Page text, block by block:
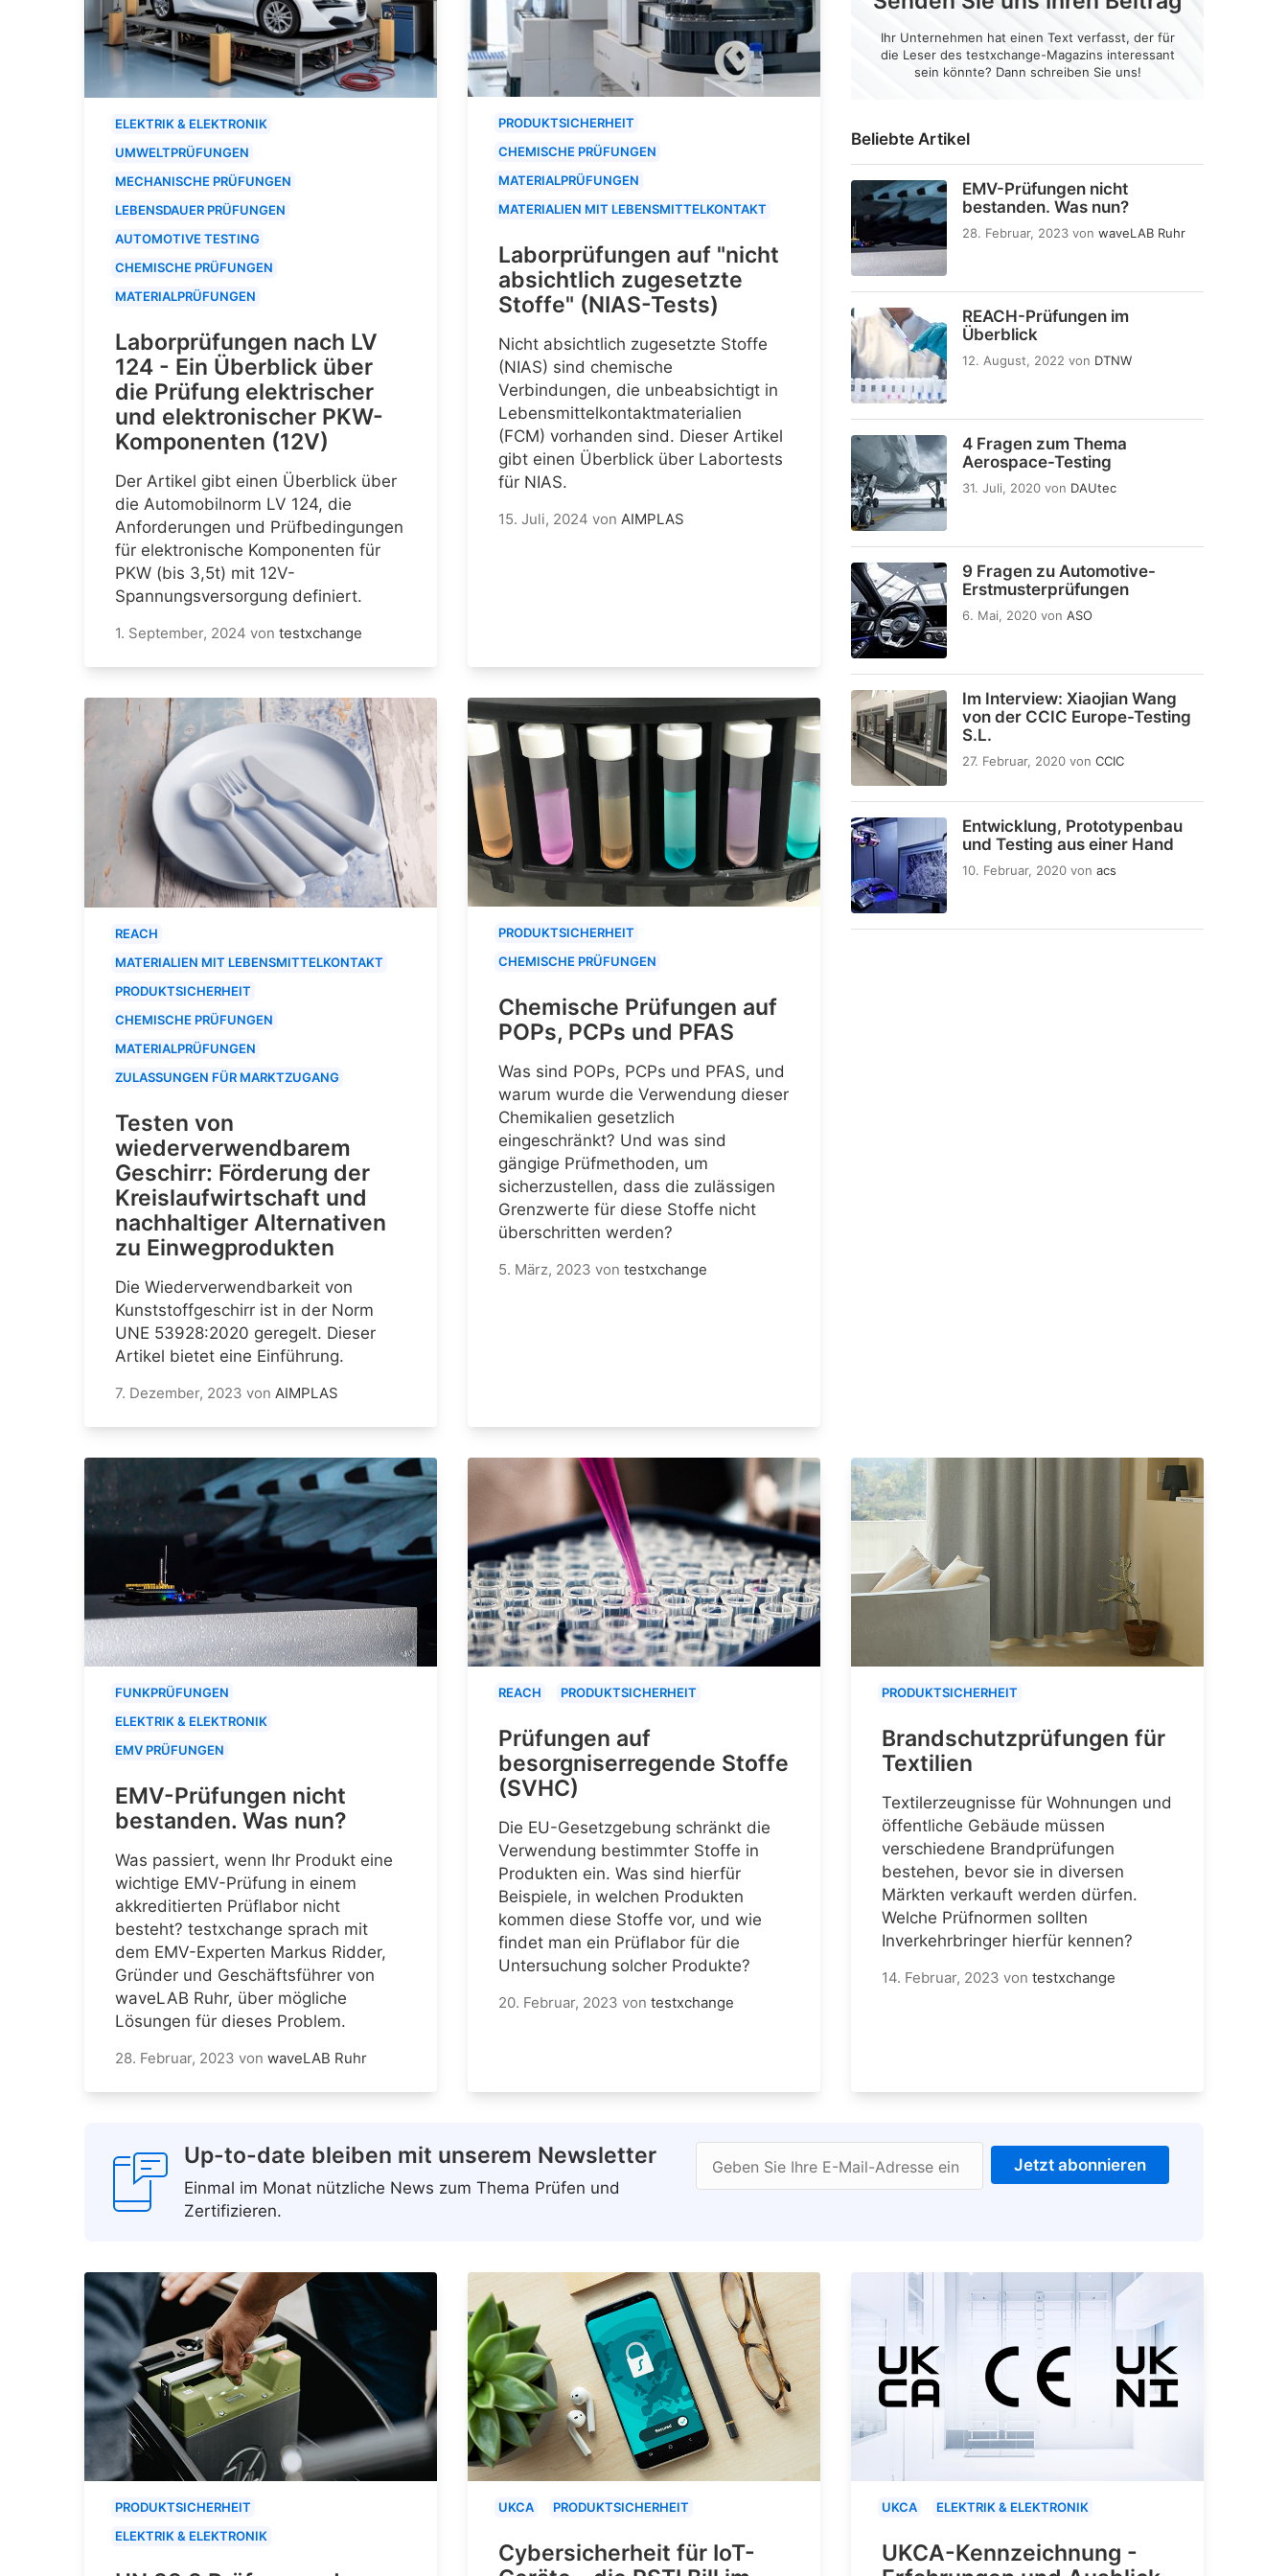
Beliebte Artikel
EMV-Prüfungen nicht
bestanden. Was nun?
28. Februar, 2023 von waveLAB Ruhr
REACH-Prüfungen im
Überblick
12. August, 2022 von DTNW
4 Fragen zum Thema
Aerospace-Testing
31. Juli, 2020 von DAUtec
9 Fragen zu Automotive-
Erstmusterprüfungen
6. Mai, 2020 von ASO
Im Interview: Xiaojian Wang
von der CCIC Europe-Testing
S.L.
27. Februar, 2020 von CCIC
Entwicklung, Prototypenbau
und Testing aus einer Hand
10. Februar, 2020 von acs
Ihr Unternehmen hat einen Text verfasst, der für
die Leser des testxchange-Magazins interessant
sein könnte? Dann schreiben Sie uns!
ELEKTRIK & ELEKTRONIK
UMWELTPRÜFUNGEN
MECHANISCHE PRÜFUNGEN
LEBENSDAUER PRÜFUNGEN
AUTOMOTIVE TESTING
CHEMISCHE PRÜFUNGEN
MATERIALPRÜFUNGEN
Laborprüfungen nach LV
124 - Ein Überblick über
die Prüfung elektrischer
und elektronischer PKW-
Komponenten (12V)
Der Artikel gibt einen Überblick über
die Automobilnorm LV 124, die
Anforderungen und Prüfbedingungen
für elektronische Komponenten für
PKW (bis 3,5t) mit 12V-
Spannungsversorgung definiert.
1. September, 2024 von testxchange
PRODUKTSICHERHEIT
CHEMISCHE PRÜFUNGEN
MATERIALPRÜFUNGEN
MATERIALIEN MIT LEBENSMITTELKONTAKT
Laborprüfungen auf "nicht
absichtlich zugesetzte
Stoffe" (NIAS-Tests)
Nicht absichtlich zugesetzte Stoffe
(NIAS) sind chemische
Verbindungen, die unbeabsichtigt in
Lebensmittelkontaktmaterialien
(FCM) vorhanden sind. Dieser Artikel
gibt einen Überblick über Labortests
für NIAS.
15. Juli, 2024 von AIMPLAS
REACH
MATERIALIEN MIT LEBENSMITTELKONTAKT
PRODUKTSICHERHEIT
CHEMISCHE PRÜFUNGEN
MATERIALPRÜFUNGEN
ZULASSUNGEN FÜR MARKTZUGANG
Testen von
wiederverwendbarem
Geschirr: Förderung der
Kreislaufwirtschaft und
nachhaltiger Alternativen
zu Einwegprodukten
Die Wiederverwendbarkeit von
Kunststoffgeschirr ist in der Norm
UNE 53928:2020 geregelt. Dieser
Artikel bietet eine Einführung.
7. Dezember, 2023 von AIMPLAS
PRODUKTSICHERHEIT
CHEMISCHE PRÜFUNGEN
Chemische Prüfungen auf
POPs, PCPs und PFAS
Was sind POPs, PCPs und PFAS, und
warum wurde die Verwendung dieser
Chemikalien gesetzlich
eingeschränkt? Und was sind
gängige Prüfmethoden, um
sicherzustellen, dass die zulässigen
Grenzwerte für diese Stoffe nicht
überschritten werden?
5. März, 2023 von testxchange
FUNKPRÜFUNGEN
ELEKTRIK & ELEKTRONIK
EMV PRÜFUNGEN
EMV-Prüfungen nicht
bestanden. Was nun?
Was passiert, wenn Ihr Produkt eine
wichtige EMV-Prüfung in einem
akkreditierten Prüflabor nicht
besteht? testxchange sprach mit
dem EMV-Experten Markus Ridder,
Gründer und Geschäftsführer von
waveLAB Ruhr, über mögliche
Lösungen für dieses Problem.
28. Februar, 2023 von waveLAB Ruhr
REACH PRODUKTSICHERHEIT
Prüfungen auf
besorgniserregende Stoffe
(SVHC)
Die EU-Gesetzgebung schränkt die
Verwendung bestimmter Stoffe in
Produkten ein. Was sind hierfür
Beispiele, in welchen Produkten
kommen diese Stoffe vor, und wie
findet man ein Prüflabor für die
Untersuchung solcher Produkte?
20. Februar, 2023 von testxchange
PRODUKTSICHERHEIT
Brandschutzprüfungen für
Textilien
Textilerzeugnisse für Wohnungen und
öffentliche Gebäude müssen
verschiedene Brandprüfungen
bestehen, bevor sie in diversen
Märkten verkauft werden dürfen.
Welche Prüfnormen sollten
Inverkehrbringer hierfür kennen?
14. Februar, 2023 von testxchange
Up-to-date bleiben mit unserem Newsletter
Einmal im Monat nützliche News zum Thema Prüfen und
Zertifizieren.
Geben Sie Ihre E-Mail-Adresse ein Jetzt abonnieren
PRODUKTSICHERHEIT
ELEKTRIK & ELEKTRONIK
UKCA PRODUKTSICHERHEIT
Cybersicherheit für IoT-
UKCA ELEKTRIK & ELEKTRONIK
UKCA-Kennzeichnung -